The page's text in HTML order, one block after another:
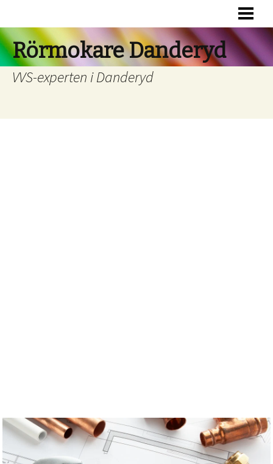
RÖRSERVICE
JOUR
Rörmokare Danderyd
VVS-experten i Danderyd